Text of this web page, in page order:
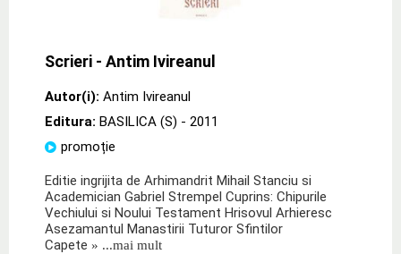
Scrieri - Antim Ivireanul
Autor(i): Antim Ivireanul
Editura: BASILICA (S) - 2011
promoție
Editie ingrijita de Arhimandrit Mihail Stanciu si
Academician Gabriel Strempel Cuprins: Chipurile
Vechiului si Noului Testament Hrisovul Arhieresc
Asezamantul Manastirii Tuturor Sfintilor
Capete » ...mai mult